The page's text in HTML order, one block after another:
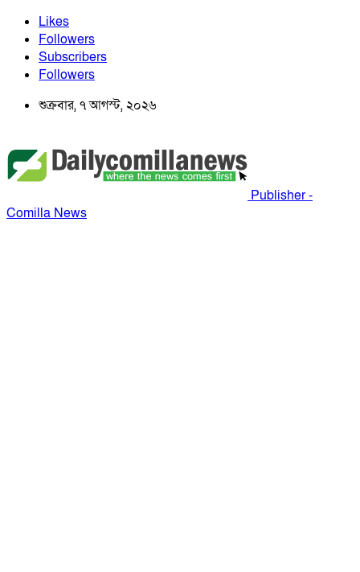
Likes
Followers
Subscribers
Followers
শুক্রবার, ৭ আগস্ট, ২০২৬
Publisher -
Comilla News